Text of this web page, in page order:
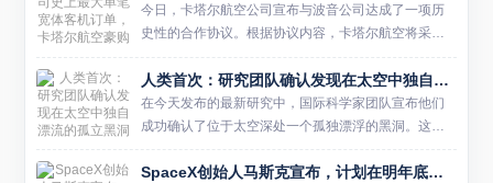
今日，卡塔尔航空公司宣布与波音公司达成了一项历
史性的合作协议。根据协议内容，卡塔尔航空将采购
多达210架波音宽体客机，这一数字包括了160架确定
订单和50架选购权。这不仅是卡塔尔航空有史以来最
大的一笔飞机...
人类首次：研究团队确认发现在太空中独自漂流的孤立黑洞
在今天发布的最新研究中，国际科学家团队宣布他们
成功确认了位于太空深处一个孤独漂浮的黑洞。这一
发现不仅验证了该团队早先的假设，也标志着人类历
史上首次明确地探测到了一颗没有伴星的黑洞。 数年
SpaceX创始人马斯克宣布，计划在明年底前将星舰携带擎天柱机器人送往火星